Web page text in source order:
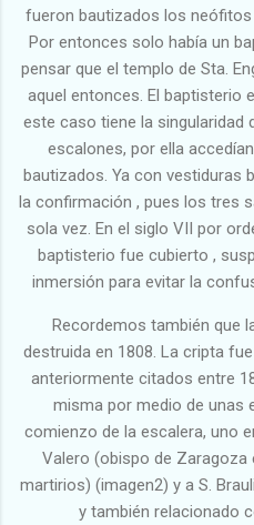
fueron bautizados los neófitos
Por entonces solo había un
pensar que el templo de Sta.
aquel entonces. El baptisterio
este caso tiene la singularidad
escalones, por ella
bautizados. Ya con vestiduras
la confirmación , pues los tres
sola vez. En el siglo VII por
baptisterio fue cubierto ,
inmersión para evitar la
Recordemos también que
destruida en 1808. La cripta
anteriormente citados entre
misma por medio de unas
comienzo de la escalera, uno
Valero (obispo de Zaragoza
martirios) (imagen2) y a S.
y también relacionado